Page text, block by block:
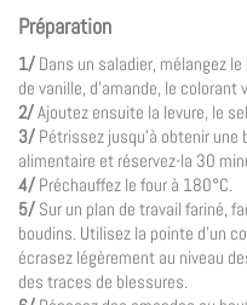
Préparation
1/ Dans un saladier, mélangez
de vanille, d’amande, le colorant
2/Ajoutez ensuite la levure, le
3/ Pétrissez jusqu’à obtenir
alimentaire et réservez-la 30
4/ Préchauffez le four à 180°C.
5/ Sur un plan de travail fariné,
boudins. Utilisez la pointe d’un
écrasez légèrement au niveau
des traces de blessures.